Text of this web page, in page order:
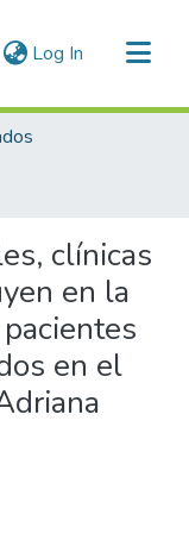
Log In (current)
clínicas
en la
en el